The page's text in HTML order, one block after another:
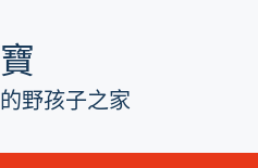
野孩子之家